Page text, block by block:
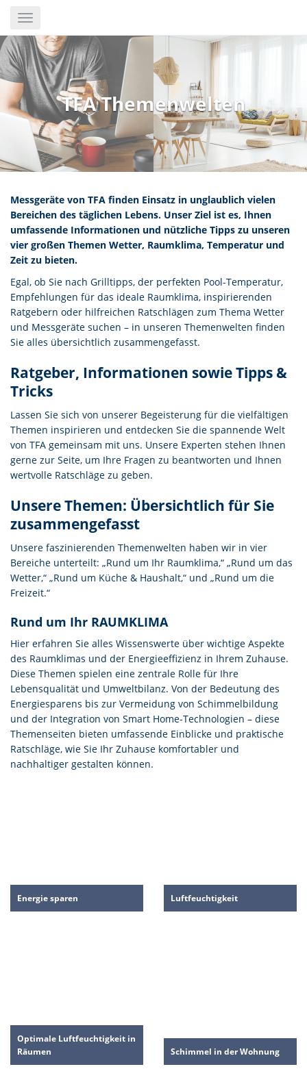
main
content
Toggle
navigation
TFA Themenwelten
Messgeräte von TFA finden Einsatz in unglaublich vielen
Bereichen des täglichen Lebens. Unser Ziel ist es, Ihnen
umfassende Informationen und nützliche Tipps zu unseren
vier großen Themen Wetter, Raumklima, Temperatur und
Zeit zu bieten.
Egal, ob Sie nach Grilltipps, der perfekten Pool-Temperatur,
Empfehlungen für das ideale Raumklima, inspirierenden
Ratgebern oder hilfreichen Ratschlägen zum Thema Wetter
und Messgeräte suchen – in unseren Themenwelten finden
Sie alles übersichtlich zusammengefasst.
Ratgeber, Informationen sowie Tipps &
Tricks
Lassen Sie sich von unserer Begeisterung für die vielfältigen
Themen inspirieren und entdecken Sie die spannende Welt
von TFA gemeinsam mit uns. Unsere Experten stehen Ihnen
gerne zur Seite, um Ihre Fragen zu beantworten und Ihnen
wertvolle Ratschläge zu geben.
Unsere Themen: Übersichtlich für Sie
zusammengefasst
Unsere faszinierenden Themenwelten haben wir in vier
Bereiche unterteilt: „Rund um Ihr Raumklima,“ „Rund um das
Wetter,“ „Rund um Küche & Haushalt,“ und „Rund um die
Freizeit.“
Rund um Ihr RAUMKLIMA
Hier erfahren Sie alles Wissenswerte über wichtige Aspekte
des Raumklimas und der Energieeffizienz in Ihrem Zuhause.
Diese Themen spielen eine zentrale Rolle für Ihre
Lebensqualität und Umweltbilanz. Von der Bedeutung des
Energiesparens bis zur Vermeidung von Schimmelbildung
und der Integration von Smart Home-Technologien – diese
Themenseiten bieten umfassende Einblicke und praktische
Ratschläge, wie Sie Ihr Zuhause komfortabler und
nachhaltiger gestalten können.
Energie sparen Luftfeuchtigkeit
Optimale Luftfeuchtigkeit in
Räumen
Schimmel in der Wohnung